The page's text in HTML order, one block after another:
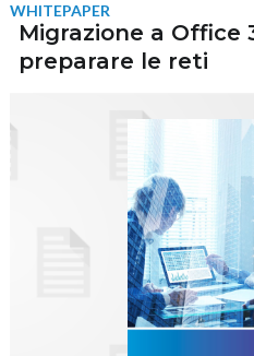
WHITEPAPER
Migrazione a Office
preparare le reti